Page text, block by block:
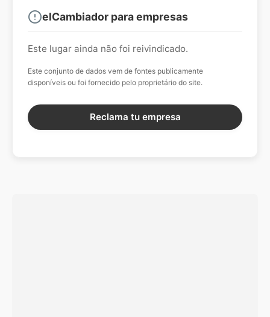
elCambiador para empresas
Este lugar ainda não foi reivindicado.
Este conjunto de dados vem de fontes publicamente
disponíveis ou foi fornecido pelo proprietário do site.
Reclama tu empresa